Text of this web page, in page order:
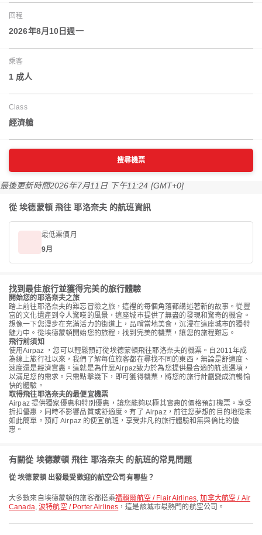
回程
2026年8月10日週一
乘客
1 成人
Class
經濟艙
搜尋機票
最後更新時間2026年7月11日 下午11:24 [GMT+0]
從 埃德蒙頓 飛往 耶洛奈夫 的航班資訊
最低票價月
9月
找到最佳旅行並獲得完美的旅行體驗
開始您的耶洛奈夫之旅
踏上前往耶洛奈夫的難忘冒險之旅，這裡的每個角落都講述著新的故事。從豐
富的文化遺產到令人驚嘆的風景，這座城市提供了無盡的發現和驚奇的機會。
想像一下您漫步在充滿活力的街道上，品嚐當地美食，沉浸在這座城市的獨特
魅力中。從埃德蒙頓開始您的旅程，找到完美的機票，讓您的旅程難忘。
飛行前須知
使用Airpaz ，您可以輕鬆預訂從埃德蒙頓飛往耶洛奈夫的機票。自2011年成
為線上旅行社以來，我們了解每位旅客都在尋找不同的東西，無論是舒適度、
速度還是經濟實惠。這就是為什麼Airpaz致力於為您提供最合適的航班選項，
以滿足您的需求。只需點擊幾下，即可獲得機票，將您的旅行計劃變成流暢愉
快的體驗。
取得飛往耶洛奈夫的最便宜機票
Airpaz 提供獨家優惠和特別優惠，讓您能夠以極其實惠的價格預訂機票。享受
折扣優惠，同時不影響品質或舒適度。有了 Airpaz，前往您夢想的目的地從未
如此簡單。預訂 Airpaz 的便宜航班，享受非凡的旅行體驗和無與倫比的優
惠。
有關從 埃德蒙頓 飛往 耶洛奈夫 的航班的常見問題
從 埃德蒙頓 出發最受歡迎的航空公司有哪些？
大多數來自埃德蒙頓的旅客都搭乘福賴爾航空 / Flair Airlines,加拿大航空 / Air
Canada,波特航空 / Porter Airlines ，這是該城市最熱門的航空公司。